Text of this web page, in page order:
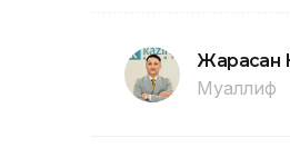
Муаллиф